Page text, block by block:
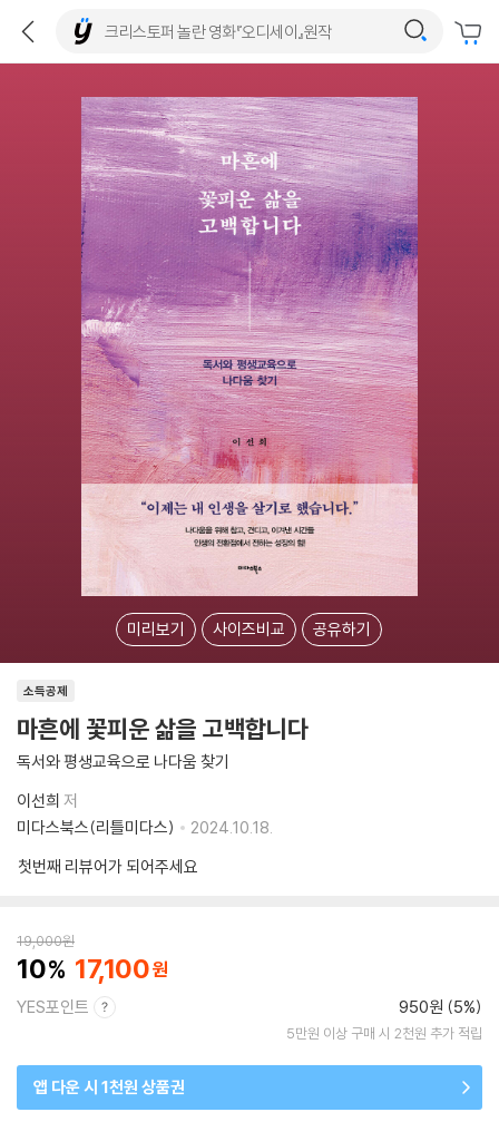
미리보기 사이즈비교 공유하기
소득공제
마흔에 꽃피운 삶을 고백합니다
독서와 평생교육으로 나다움 찾기
이선희 저
미다스북스(리틀미다스)
2024.10.18.
첫번째 리뷰어가 되어주세요
19,000원
10 17,100
YES포인트 950원 (5%)
5만원 이상 구매 시 2천원 추가 적립
앱 다운 시 1천원 상품권